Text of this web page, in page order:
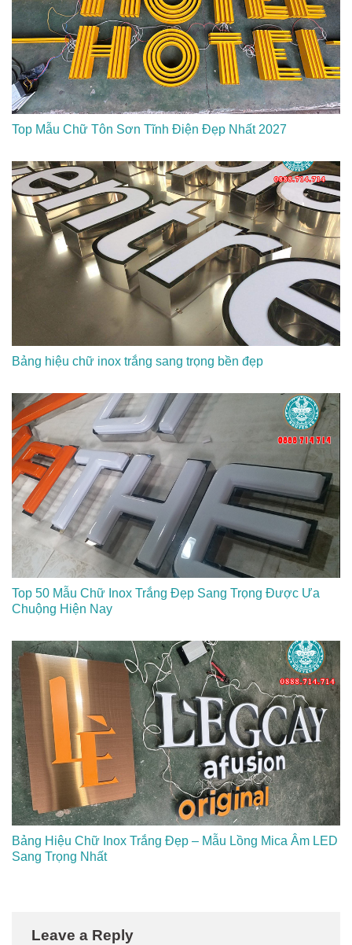
Top Mẫu Chữ Tôn Sơn Tĩnh Điện Đẹp Nhất 2027
Bảng hiệu chữ inox trắng sang trọng bền đẹp
Top 50 Mẫu Chữ Inox Trắng Đẹp Sang Trọng Được Ưa
Chuộng Hiện Nay
Bảng Hiệu Chữ Inox Trắng Đẹp – Mẫu Lồng Mica Âm LED
Sang Trọng Nhất
Leave a Reply